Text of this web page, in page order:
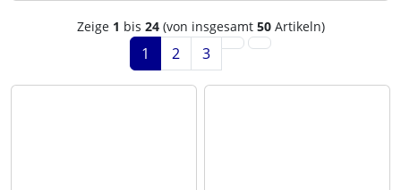
Zeige 1 bis 24(von insgesamt 50Artikeln)
1 2 3